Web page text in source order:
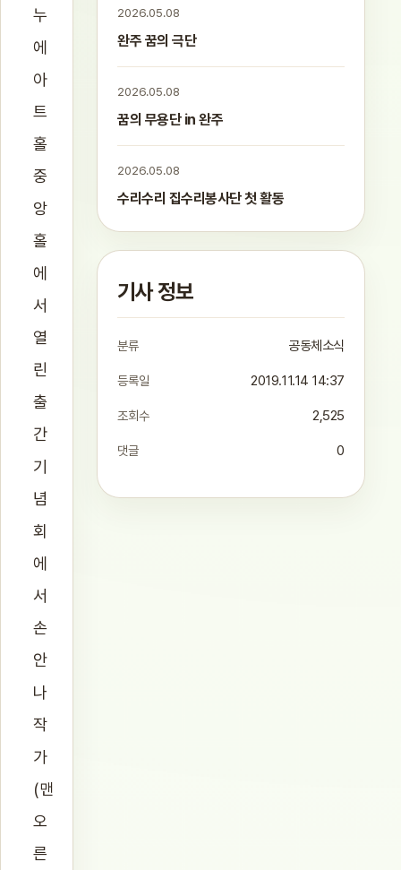
누
에
아
트
홀
중
앙
홀
에
서
열
린
출
간
기
념
회
에
서
손
안
나
작
가
(맨
오
른
2026.05.08
완주 꿈의 극단
2026.05.08
꿈의 무용단 in 완주
2026.05.08
수리수리 집수리봉사단 첫 활동
기사 정보
분류 공동체소식
등록일 2019.11.14 14:37
조회수 2,525
댓글 0